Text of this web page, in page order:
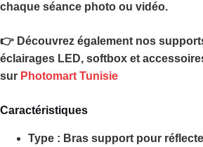
chaque séance photo ou vidéo.
👉 Découvrez également nos
éclairages LED, softbox et
sur Photomart Tunisie
Caractéristiques
Type : Bras support pour